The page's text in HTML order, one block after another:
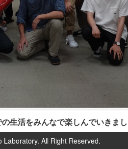
生活をみんなで楽しんでいきま
Laboratory. All Right Reserved.